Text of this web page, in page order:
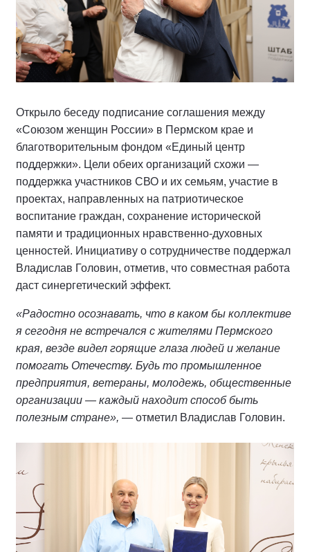
Открыло беседу подписание соглашения между
«Союзом женщин России» в Пермском крае и
благотворительным фондом «Единый центр
поддержки». Цели обеих организаций схожи —
поддержка участников СВО и их семьям, участие в
проектах, направленных на патриотическое
воспитание граждан, сохранение исторической
памяти и традиционных нравственно-духовных
ценностей. Инициативу о сотрудничестве поддержал
Владислав Головин, отметив, что совместная работа
даст синергетический эффект.
«Радостно осознавать, что в каком бы коллективе
я сегодня не встречался с жителями Пермского
края, везде видел горящие глаза людей и желание
помогать Отечеству. Будь то промышленное
предприятия, ветераны, молодежь, общественные
организации — каждый находит способ быть
полезным стране», — отметил Владислав Головин.